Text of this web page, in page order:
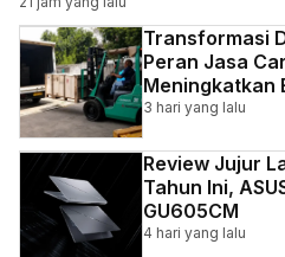
Transformasi
Peran Jasa
Meningkatkan
Indonesia
3 hari yang lalu
Review Jujur
Tahun Ini,
GU605CM
4 hari yang lalu